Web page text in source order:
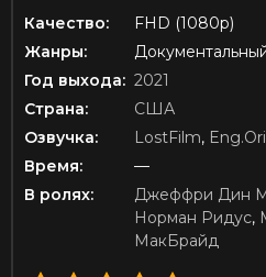
Качество:
FHD (1080p)
Жанры:
Год выхода: 2021
Страна:
США
Озвучка:
LostFilm,
Время:
—
В ролях:
Джеффри Дин
Норман Ридус,
МакБрайд